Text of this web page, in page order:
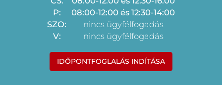
P:
08:00-12:00 és 12:30-14:00
SZO:
nincs ügyfélfogadás
V:
nincs ügyfélfogadás
IDŐPONTFOGLALÁS INDÍTÁSA